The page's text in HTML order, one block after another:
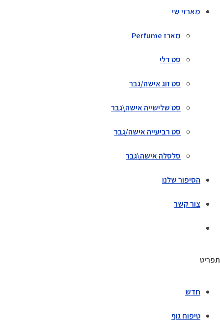
מארזי שי
מארז Perfume
סט דלי
סט זוג אישה/גבר
סט שלישייה אישה\גבר
סט רביעייה אישה/גבר
סלסלה אישה\גבר
הסיפור שלנו
צור קשר
תפריט
חדש
טיפוח גוף